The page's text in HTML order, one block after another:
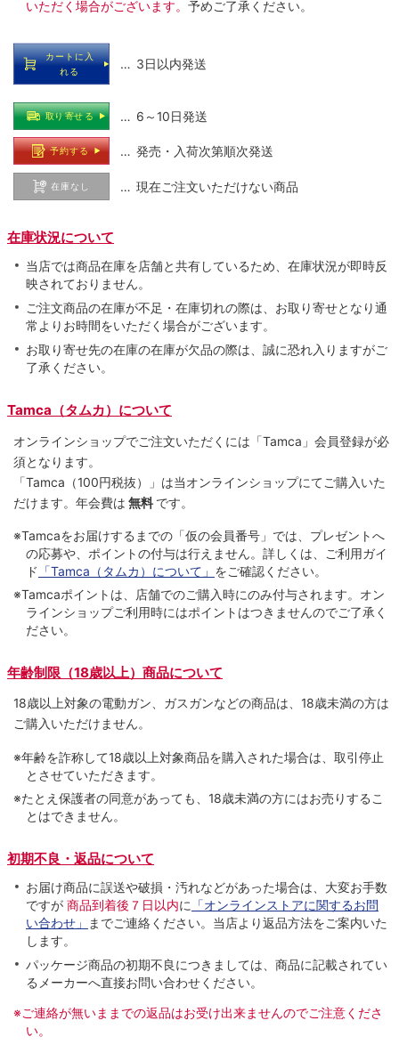
いただく場合がございます。 予めご了承ください。
カートに入
れる
… 3日以内発送
取り寄せる … 6～10日発送
予約する … 発売・入荷次第順次発送
在庫なし … 現在ご注文いただけない商品
在庫状況について
当店では商品在庫を店舗と共有しているため、在庫状況が即時反
映されておりません。
ご注文商品の在庫が不足・在庫切れの際は、お取り寄せとなり通
常よりお時間をいただく場合がございます。
お取り寄せ先の在庫の在庫が欠品の際は、誠に恐れ入りますがご
了承ください。
Tamca（タムカ）について
オンラインショップでご注⽂いただくには「Tamca」会員登録が必
須となります。
「Tamca （100円税抜）
」は当オンラインショップにてご購⼊いた
だけます。 年会費は 無料 です。
※Tamcaをお届けするまでの「仮の会員番号」では、プレゼントへ
の応募や、ポイントの付与は⾏えません。詳しくは、ご利⽤ガイ
ド 「Tamca（タムカ）について」 をご確認ください。
※Tamcaポイントは、店舗でのご購⼊時にのみ付与されます。オン
ラインショップご利用時にはポイントはつきませんのでご了承く
ださい。
年齢制限（18歳以上）商品について
18歳以上対象の電動ガン、ガスガンなどの商品は、18歳未満の方は
ご購入いただけません。
※年齢を詐称して18歳以上対象商品を購入された場合は、取引停止
とさせていただきます。
※たとえ保護者の同意があっても、18歳未満の方にはお売りするこ
とはできません。
初期不良・返品について
お届け商品に誤送や破損・汚れなどがあった場合は、大変お手数
ですが 商品到着後７日以内に 「オンラインストアに関するお問
い合わせ」
までご連絡ください。当店より返品方法をご案内いた
します。
パッケージ商品の初期不良につきましては、商品に記載されてい
るメーカーへ直接お問い合わせください。
※ご連絡が無いままでの返品はお受け出来ませんのでご注意くださ
い。